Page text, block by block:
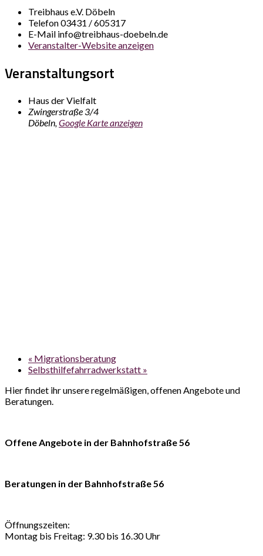
Treibhaus e.V. Döbeln
Telefon03431 / 605317
E-Mail info@treibhaus-doebeln.de
Veranstalter-Website anzeigen
Veranstaltungsort
Haus der Vielfalt
Zwingerstraße 3/4
Döbeln,Google Karte anzeigen
« Migrationsberatung
Selbsthilfefahrradwerkstatt »
Hier findet ihr unsere regelmäßigen, offenen Angebote und
Beratungen.
Offene Angebote in der Bahnhofstraße 56
Beratungen in der Bahnhofstraße 56
Öffnungszeiten:
Montag bis Freitag: 9.30 bis 16.30 Uhr